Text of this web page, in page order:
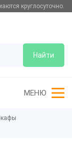
круглосуточно.
Найти
МЕНЮ